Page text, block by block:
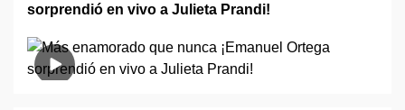
sorprendió en vivo a Julieta Prandi!